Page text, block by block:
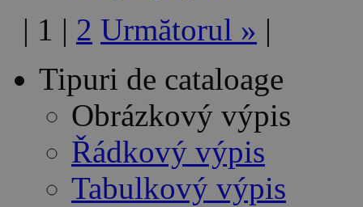
| 1 | 2 Următorul » |
Tipuri de cataloage
Obrázkový výpis
Řádkový výpis
Tabulkový výpis